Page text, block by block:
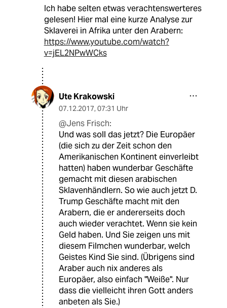
Ich habe selten etwas verachtenswerteres
gelesen! Hier mal eine kurze Analyse zur
Sklaverei in Afrika unter den Arabern:
https://www.youtube.com/watch?
v=jEL2NPwWCks
Ute Krakowski
07.12.2017, 07:31 Uhr
@Jens Frisch:
Und was soll das jetzt? Die Europäer
(die sich zu der Zeit schon den
Amerikanischen Kontinent einverleibt
hatten) haben wunderbar Geschäfte
gemacht mit diesen arabischen
Sklavenhändlern. So wie auch jetzt D.
Trump Geschäfte macht mit den
Arabern, die er andererseits doch
auch wieder verachtet. Wenn sie kein
Geld haben. Und Sie zeigen uns mit
diesem Filmchen wunderbar, welch
Geistes Kind Sie sind. (Übrigens sind
Araber auch nix anderes als
Europäer, also einfach "Weiße". Nur
dass die vielleicht ihren Gott anders
anbeten als Sie.)